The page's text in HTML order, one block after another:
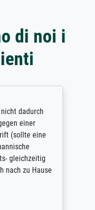
di noi i
dadurch
einer
(sollte eine
gleichzeitig
nach zu Hause